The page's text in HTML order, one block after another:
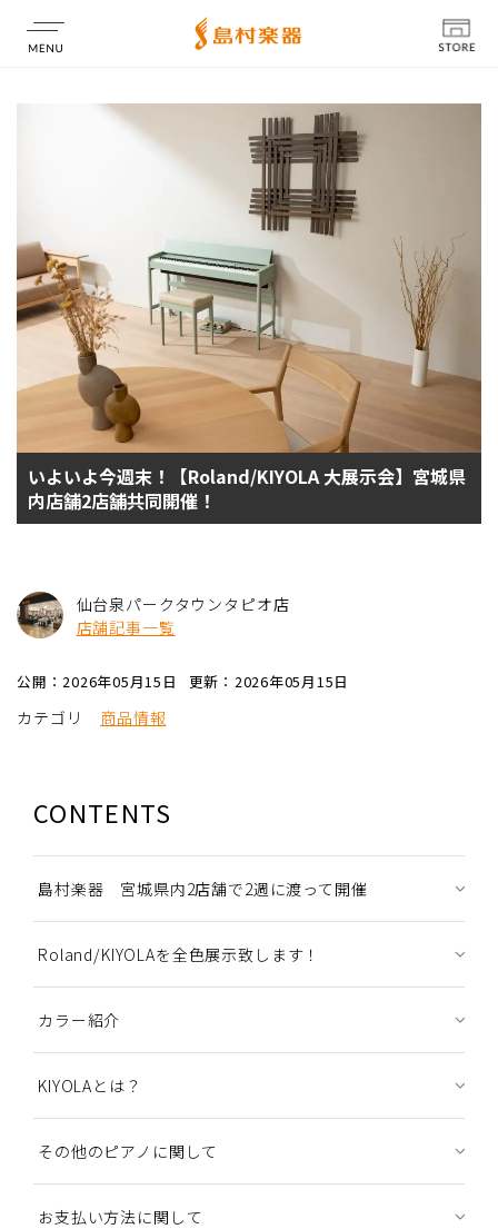
店舗情報
いよいよ今週末！【Roland/KIYOLA 大展示会】宮城県
内店舗2店舗共同開催！
仙台泉パークタウンタピオ店
店舗記事一覧
公開：2026年05月15日 更新：2026年05月15日
カテゴリ 商品情報
CONTENTS
島村楽器 宮城県内2店舗で2週に渡って開催
Roland/KIYOLAを全色展示致します！
カラー紹介
KIYOLAとは？
その他のピアノに関して
お支払い方法に関して